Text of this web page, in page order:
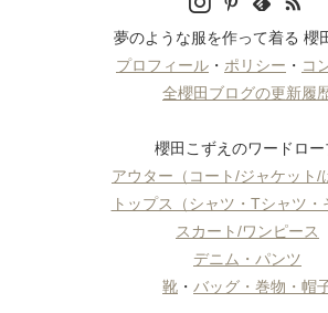
夢のような服を作って着る 櫻
プロフィール ・ ポリシー ・ コ
全櫻田ブログの更新履
櫻田こずえのワードロー
アウター（コート/ジャケット/
トップス（シャツ・Tシャツ・
スカート/ワンピース
デニム・パンツ
靴 ・ バッグ・巻物・帽